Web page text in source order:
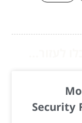
Security